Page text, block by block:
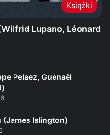
Książki
Lupano, Léonard
Pelaez, Guénaël
(James Islington)